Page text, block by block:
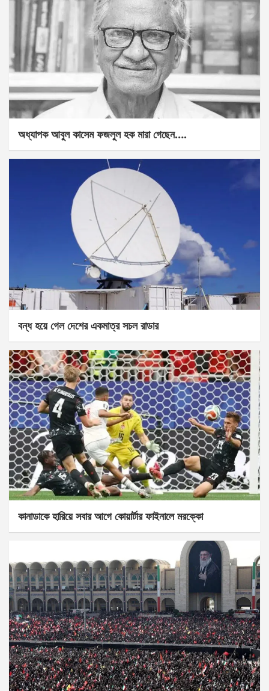
অধ্যাপক আবুল কাসেম ফজলুল হক মারা গেছেন….
বন্ধ হয়ে গেল দেশের একমাত্র সচল রাডার
কানাডাকে হারিয়ে সবার আগে কোয়ার্টার ফাইনালে মরক্কো